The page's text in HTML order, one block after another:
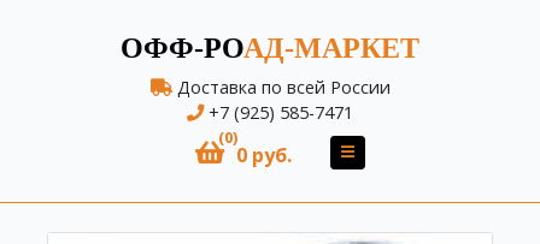
ОФФ-РОАД-МАРКЕТ
Доставка по всей России
+7 (925) 585-7471
(0)
0 руб.